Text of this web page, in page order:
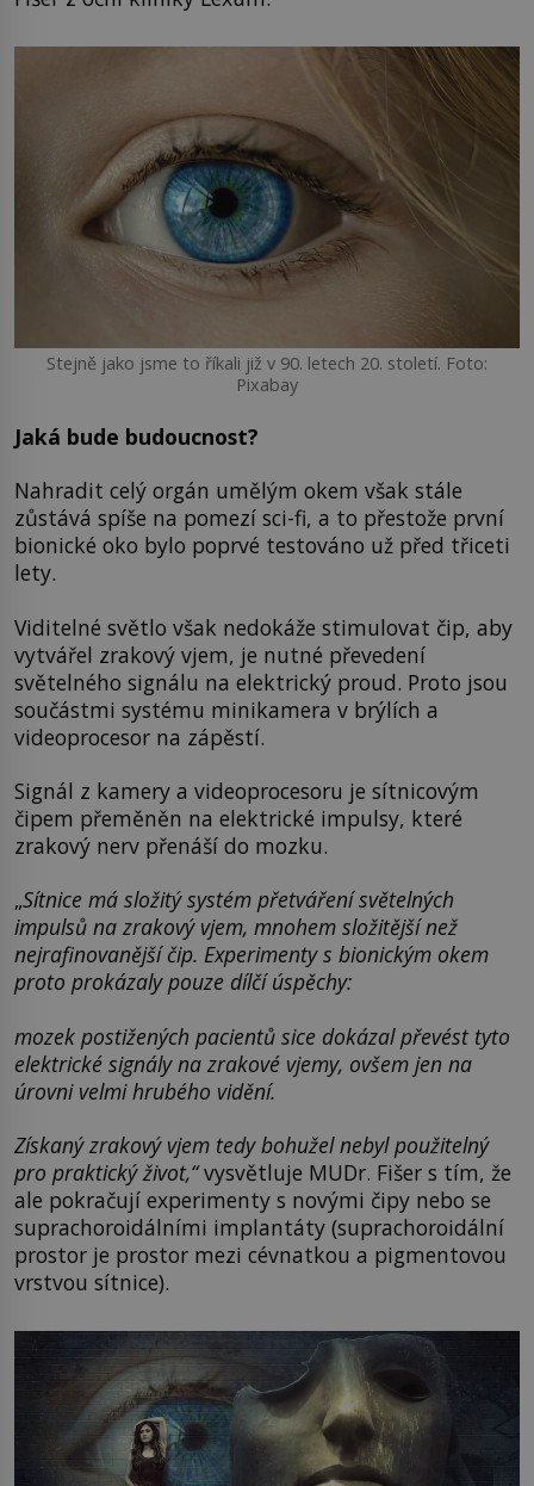
Stejně jako jsme to říkali již v 90. letech 20. století. Foto:
Pixabay
Jaká bude budoucnost?
Nahradit celý orgán umělým okem však stále
zůstává spíše na pomezí sci-fi, a to přestože první
bionické oko bylo poprvé testováno už před třiceti
lety.
Viditelné světlo však nedokáže stimulovat čip, aby
vytvářel zrakový vjem, je nutné převedení
světelného signálu na elektrický proud. Proto jsou
součástmi systému minikamera v brýlích a
videoprocesor na zápěstí.
Signál z kamery a videoprocesoru je sítnicovým
čipem přeměněn na elektrické impulsy, které
zrakový nerv přenáší do mozku.
„Sítnice má složitý systém přetváření světelných
impulsů na zrakový vjem, mnohem složitější než
nejrafinovanější čip. Experimenty s bionickým okem
proto prokázaly pouze dílčí úspěchy:
mozek postižených pacientů sice dokázal převést tyto
elektrické signály na zrakové vjemy, ovšem jen na
úrovni velmi hrubého vidění.
Získaný zrakový vjem tedy bohužel nebyl použitelný
pro praktický život,“vysvětluje MUDr. Fišer s tím, že
ale pokračují experimenty s novými čipy nebo se
suprachoroidálními implantáty (suprachoroidální
prostor je prostor mezi cévnatkou a pigmentovou
vrstvou sítnice).